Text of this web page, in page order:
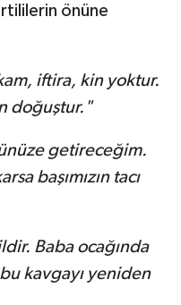
önüne
iftira, kin yoktur.
doğuştur."
getireceğim.
başımızın tacı
Baba ocağında
kavgayı yeniden